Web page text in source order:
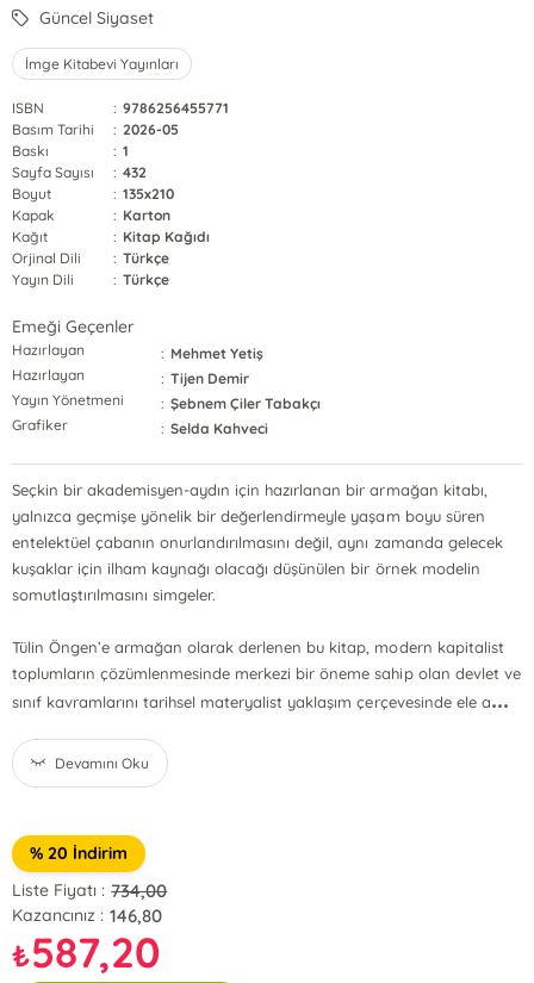
Güncel Siyaset
İmge Kitabevi Yayınları
ISBN : 9786256455771
Basım Tarihi
: 2026-05
Baskı
: 1
Sayfa Sayısı
: 432
Boyut
: 135x210
Kapak
: Karton
Kağıt
: Kitap Kağıdı
Orjinal Dili
: Türkçe
Yayın Dili
: Türkçe
Emeği Geçenler
Hazırlayan : Mehmet Yetiş
Hazırlayan
: Tijen Demir
Yayın Yönetmeni
: Şebnem Çiler Tabakçı
Grafiker
: Selda Kahveci
Seçkin bir akademisyen-aydın için hazırlanan bir armağan kitabı,
yalnızca geçmişe yönelik bir değerlendirmeyle yaşam boyu süren
entelektüel çabanın onurlandırılmasını değil, aynı zamanda gelecek
kuşaklar için ilham kaynağı olacağı düşünülen bir örnek modelin
somutlaştırılmasını simgeler.
Tülin Öngen’e armağan olarak derlenen bu kitap, modern kapitalist
toplumların çözümlenmesinde merkezi bir öneme sahip olan devlet ve
sınıf kavramlarını tarihsel materyalist yaklaşım çerçevesinde ele a...
Devamını Oku
% 20 İndirim
Liste Fiyatı : 734,00
Kazancınız : 146,80
₺587,20